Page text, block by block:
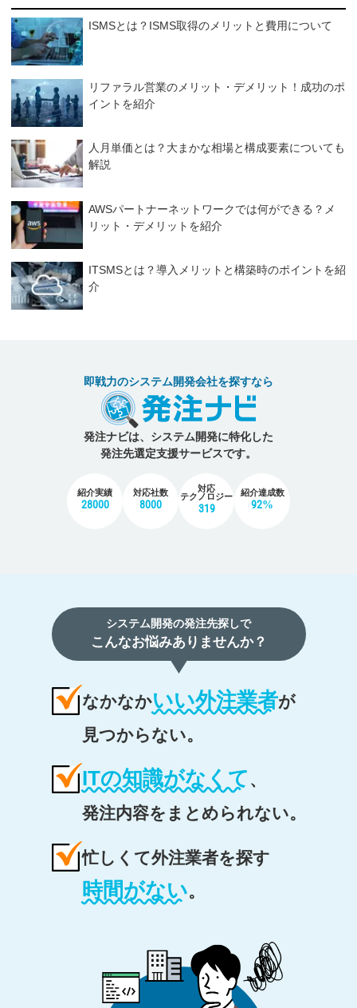
ISMSとは？ISMS取得のメリットと費用について
リファラル営業のメリット・デメリット！成功のポ
イントを紹介
人月単価とは？大まかな相場と構成要素についても
解説
AWSパートナーネットワークでは何ができる？メ
リット・デメリットを紹介
ITSMSとは？導入メリットと構築時のポイントを紹
介
即戦力のシステム開発会社を探すなら
発注ナビは、システム開発に特化した
発注先選定支援サービスです。
紹介実績
28000
対応社数
8000
対応
テクノロジー
319
紹介達成数
92%
システム開発の発注先探しで
こんなお悩みありませんか？
なかなかいい外注業者が
見つからない。
ITの知識がなくて 、
発注内容をまとめられない。
忙しくて外注業者を探す
時間がない。